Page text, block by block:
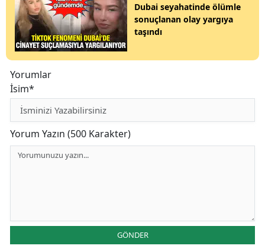
Dubai seyahatinde ölümle
sonuçlanan olay yargıya
taşındı
Yorumlar
İsim*
Yorum Yazın (500 Karakter)
GÖNDER